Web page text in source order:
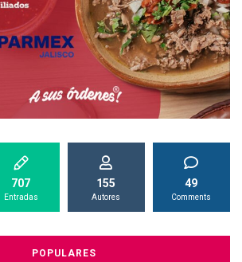
707
Entradas
155
Autores
49
Comments
POPULARES